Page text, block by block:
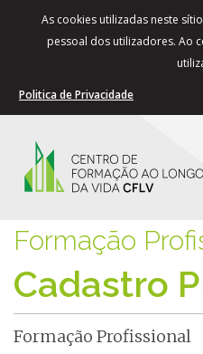
As cookies utilizadas neste
pessoal dos utilizadores. Ao
Politica de Privacidade
Formação
Cadastro
Formação Profissional